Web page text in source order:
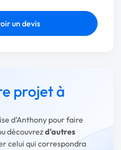
un devis
projet à
d’Anthony pour faire
découvrezd'autres
celui qui correspondra